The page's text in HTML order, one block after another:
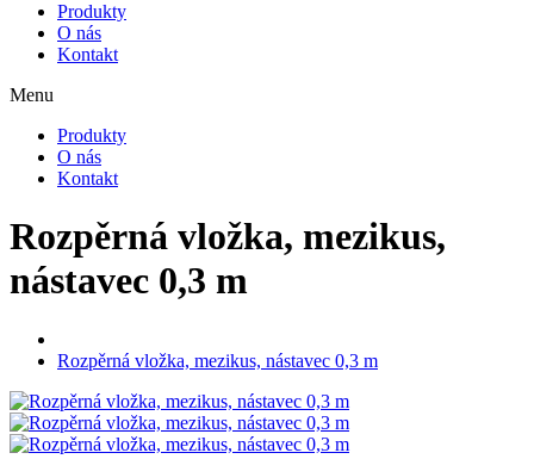
Produkty
O nás
Kontakt
Menu
Produkty
O nás
Kontakt
Rozpěrná vložka, mezikus,
nástavec 0,3 m
Rozpěrná vložka, mezikus, nástavec 0,3 m